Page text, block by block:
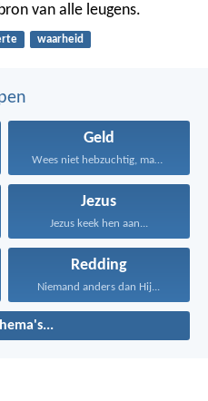
van alle leugens.
waarheid
Geld
Wees niet hebzuchtig, maar...
Jezus
Jezus keek hen aan...
Redding
Niemand anders dan Hij...